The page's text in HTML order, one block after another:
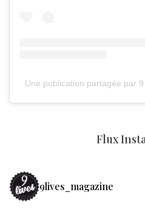
Une publication partagée par
Flux
9lives_magazine